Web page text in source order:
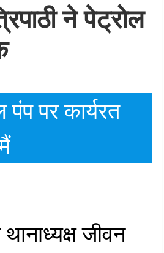
ने पेट्रोल
पर कार्यरत
जीवन